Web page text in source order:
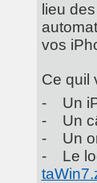
lieu
vos
Ce
- Un
- Un
- Un
- Le